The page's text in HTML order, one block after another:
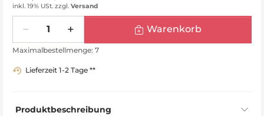
inkl. 19% USt. zzgl. Versand
Warenkorb
Maximalbestellmenge: 7
Lieferzeit 1-2 Tage **
Produktbeschreibung